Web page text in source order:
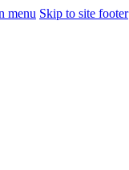
menu Skip to site footer